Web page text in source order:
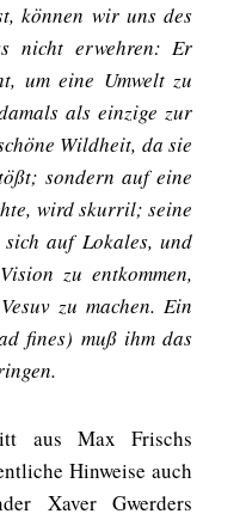
können wir uns des
nicht erwehren: Er
um eine Umwelt zu
als einzige zur
Wildheit, da sie
sondern auf eine
wird skurril; seine
auf Lokales, und
zu entkommen,
zu machen. Ein
fines) muß ihm das
aus Max Frischs
Hinweise auch
Xaver Gwerders